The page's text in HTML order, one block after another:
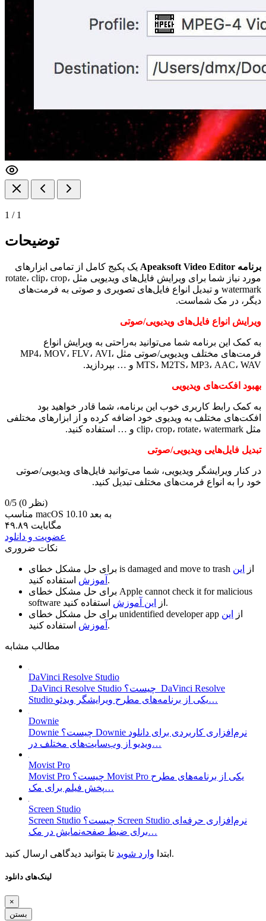
1 / 1
توضیحات
برنامه Apeaksoft Video Editor
یک پکیج کامل از تمامی ابزار‌های
مورد نیاز شما برای ویرایش فایل‌های ویدیویی مثل rotate، clip، crop،
watermark و تبدیل انواع فایل‌های تصویری و صوتی به فرمت‌های
دیگر، در مک شماست.
ویرایش انواع فایل‌های ویدیویی/صوتی
به کمک این برنامه شما می‌توانید به‌راحتی به ویرایش انواع
فرمت‌های مختلف ویدیویی/صوتی مثل MP4، MOV، FLV، AVI،
MTS، M2TS، MP3، AAC، WAV و … بپردازید.
بهبود افکت‌های ویدیویی
به کمک رابط کاربری خوب این برنامه، شما قادر خواهید بود
افکت‌های مختلف به ویدیوی خود اضافه کرده و از ابزار‌های مختلفی
مثل clip، crop، rotate، watermark و … استفاده کنید.
تبدیل فایل‌هایی ویدیویی/صوتی
در کنار ویرایشگر ویدیویی، شما می‌توانید فایل‌های ویدیویی/صوتی
خود را به انواع فرمت‌های مختلف تبدیل کنید.
0/5
(0 نظر)
مناسب macOS 10.10 به بعد
۴۹.۸۹ مگابایت
عضویت و دانلود
نکات ضروری
is damaged and move to trash از
این
آموزش استفاده کنید.
Apple cannot check it for malicious
software
از این آموزش
استفاده کنید.
unidentified developer app از
این
آموزش استفاده کنید.
مطالب مشابه
DaVinci Resolve Studio
DaVinci Resolve Studio چیست؟ DaVinci Resolve
Studio یکی از برنامه‌های مطرح ویرایشگر ویدئو…
Downie
Downie چیست؟ Downie نرم‌افزاری کاربردی برای دانلود
ویدیو از وب‌سایت‌های مختلف در…
Movist Pro
Movist Pro چیست؟ Movist Pro یکی از برنامه‌های مطرح
پخش فیلم برای مک…
Screen Studio
Screen Studio چیست؟ Screen Studio نرم‌افزاری حرفه‌ای
برای ضبط صفحه‌نمایش در مک…
ابتدا وارد شوید تا بتوانید دیدگاهی ارسال کنید.
لینک‌های دانلود
×
بستن